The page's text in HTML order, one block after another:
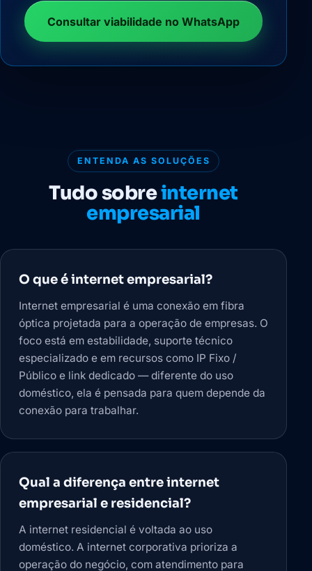
Consultar viabilidade no WhatsApp
ENTENDA AS SOLUÇÕES
Tudo sobreinternet
empresarial
O que é internet empresarial?
Internet empresarial é uma conexão em fibra
óptica projetada para a operação de empresas. O
foco está em estabilidade, suporte técnico
especializado e em recursos como IP Fixo /
Público e link dedicado — diferente do uso
doméstico, ela é pensada para quem depende da
conexão para trabalhar.
Qual a diferença entre internet
empresarial e residencial?
A internet residencial é voltada ao uso
doméstico. A internet corporativa prioriza a
operação do negócio, com atendimento para